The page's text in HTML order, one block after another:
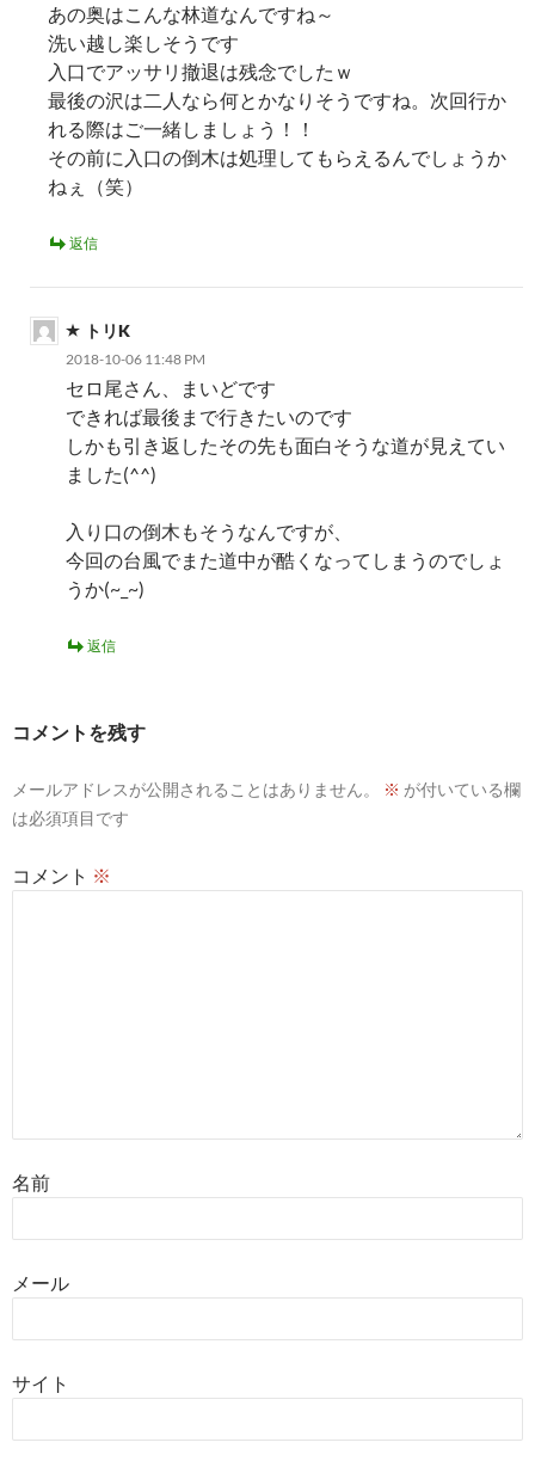
あの奥はこんな林道なんですね～
洗い越し楽しそうです
入口でアッサリ撤退は残念でしたｗ
最後の沢は二人なら何とかなりそうですね。次回行か
れる際はご一緒しましょう！！
その前に入口の倒木は処理してもらえるんでしょうか
ねぇ（笑）
返信
トリK
2018-10-06 11:48 PM
セロ尾さん、まいどです
できれば最後まで行きたいのです
しかも引き返したその先も面白そうな道が見えてい
ました(^^)
入り口の倒木もそうなんですが、
今回の台風でまた道中が酷くなってしまうのでしょ
うか(~_~)
返信
コメントを残す
メールアドレスが公開されることはありません。 ※ が付いている欄
は必須項目です
コメント ※
名前
メール
サイト